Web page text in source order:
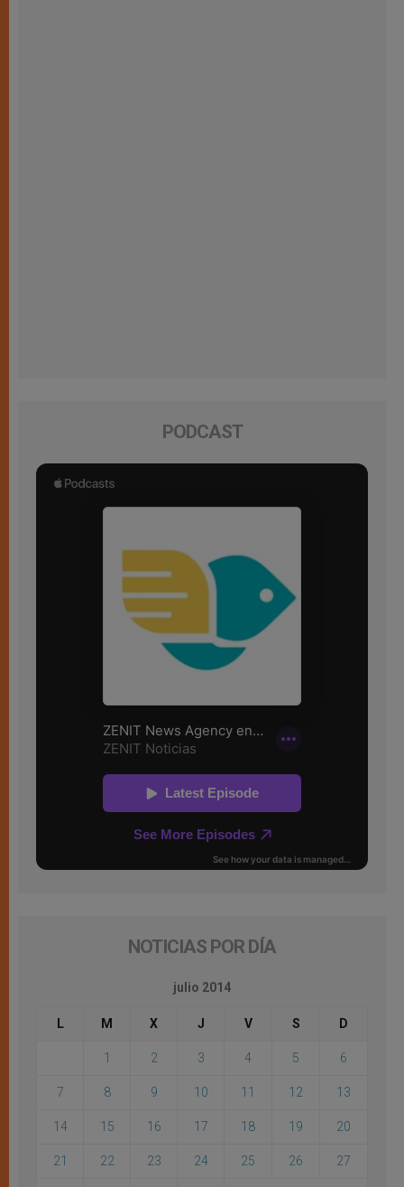
PODCAST
NOTICIAS POR DÍA
julio 2014
L M X J V S D
1 2 3 4 5 6
7 8 9 10 11 12 13
14 15 16 17 18 19 20
21 22 23 24 25 26 27